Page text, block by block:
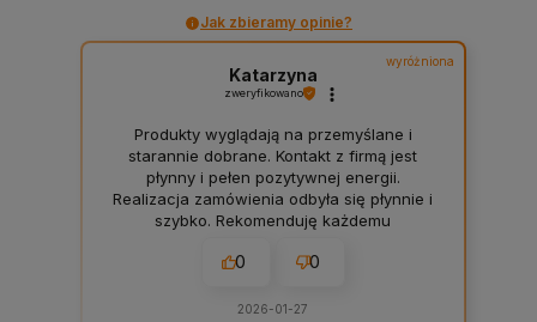
Jak zbieramy opinie?
wyróżniona
Katarzyna
zweryfikowano
Produkty wyglądają na przemyślane i
starannie dobrane. Kontakt z firmą jest
płynny i pełen pozytywnej energii.
Realizacja zamówienia odbyła się płynnie i
szybko. Rekomenduję każdemu
0 0
2026-01-27